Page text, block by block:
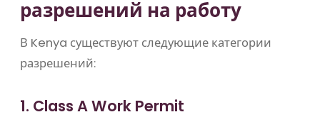
разрешений на работу
В Kenya существуют следующие категории
разрешений:
1. Class A Work Permit